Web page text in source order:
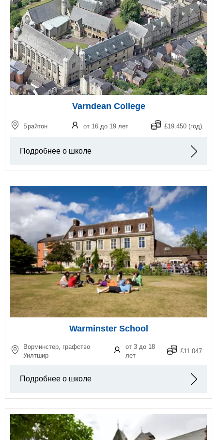
Varndean College
Брайтон от 16 до 19 лет £19.450 (год)
Подробнее о школе
Warminster School
Ворминстер, графство
Уилтшир
от 3 до 18
лет
£11.047
Подробнее о школе